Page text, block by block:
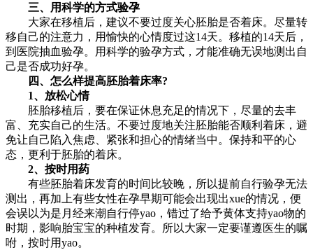
三、用科学的方式验孕
大家在移植后，建议不要过度关心胚胎是否着床。尽量转
移自己的注意力，用愉快的心情度过这14天。移植的14天后，
到医院抽血验孕。用科学的验孕方式，才能准确无误地测出自
己是否成功好孕。
四、怎么样提高胚胎着床率?
1、放松心情
胚胎移植后，要在保证休息充足的情况下，尽量的去丰
富、充实自己的生活。不要过度地关注胚胎能否顺利着床，避
免让自己陷入焦虑、紧张和担心的情绪当中。保持和平的心
态，更利于胚胎的着床。
2、按时用药
有些胚胎着床发育的时间比较晚，所以提前自行验孕无法
测出，再加上有些女性在孕早期可能会出现出xue的情况，便
会误以为是月经来潮自行停yao，错过了给予黄体支持yao物的
时期，影响胎宝宝的种植发育。所以大家一定要谨遵医生的嘱
咐，按时用yao。